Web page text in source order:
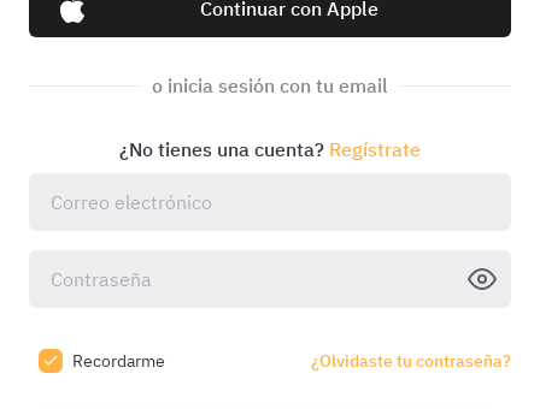
Continuar con Apple
o inicia sesión con tu email
¿No tienes una cuenta? Regístrate
Recordarme ¿Olvidaste tu contraseña?